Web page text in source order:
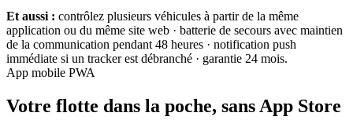
Et aussi : contrôlez plusieurs véhicules à partir de la même
application ou du même site web · batterie de secours avec maintien
de la communication pendant 48 heures · notification push
immédiate si un tracker est débranché · garantie 24 mois.
App mobile PWA
Votre flotte dans la poche, sans App Store